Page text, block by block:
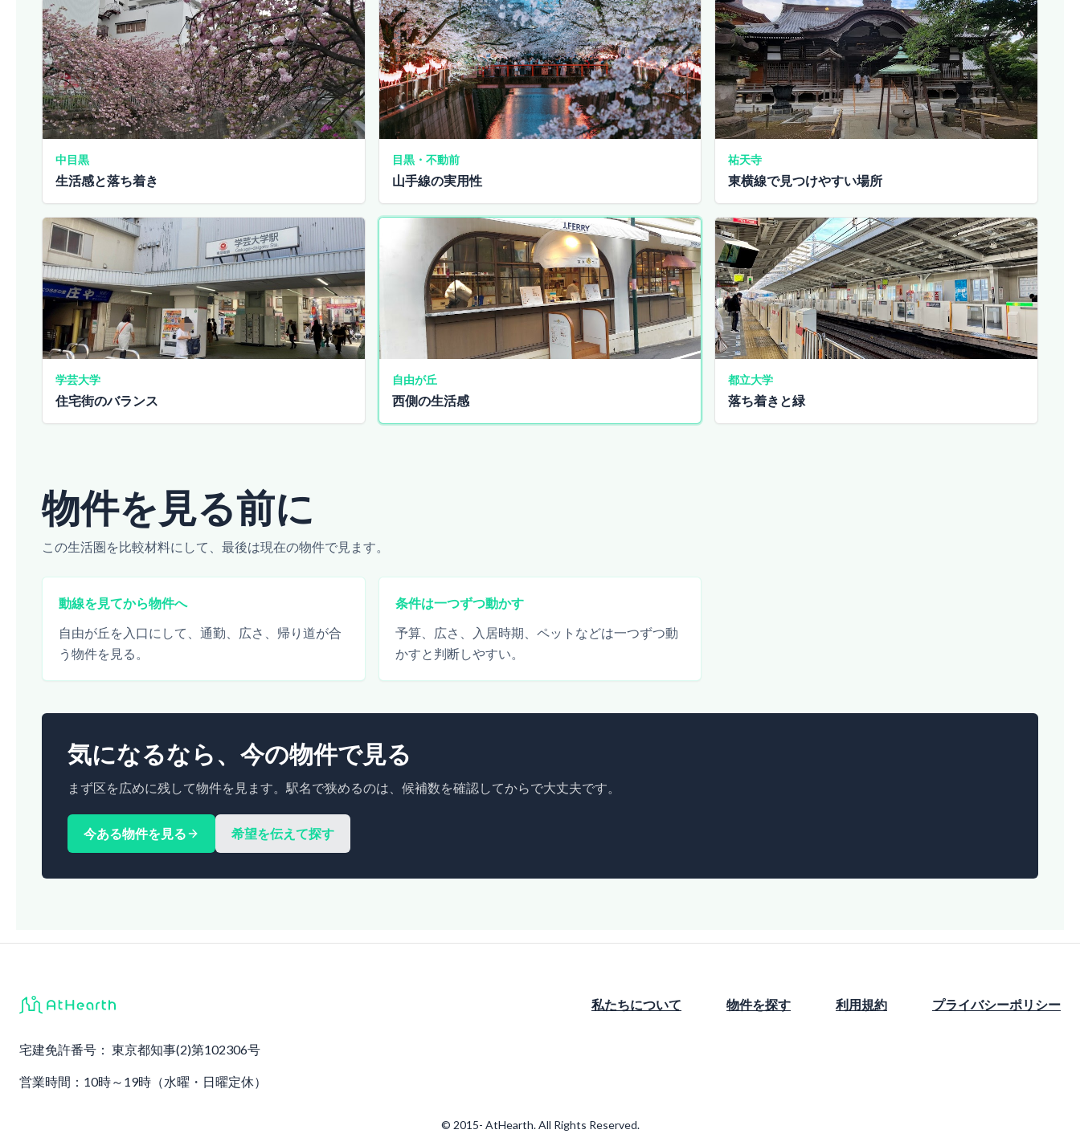
中目黒
生活感と落ち着き
目黒・不動前
山手線の実用性
祐天寺
東横線で見つけやすい場所
学芸大学
住宅街のバランス
自由が丘
西側の生活感
都立大学
落ち着きと緑
物件を見る前に
この生活圏を比較材料にして、最後は現在の物件で見ます。
動線を見てから物件へ
自由が丘を入口にして、通勤、広さ、帰り道が合
う物件を見る。
条件は一つずつ動かす
予算、広さ、入居時期、ペットなどは一つずつ動
かすと判断しやすい。
気になるなら、今の物件で見る
まず区を広めに残して物件を見ます。駅名で狭めるのは、候補数を確認してからで大丈夫です。
今ある物件を見る 希望を伝えて探す
私たちについて 物件を探す 利用規約 プライバシーポリシー
宅建免許番号： 東京都知事(2)第102306号
営業時間：10時～19時（水曜・日曜定休）
© 2015- AtHearth. All Rights Reserved.